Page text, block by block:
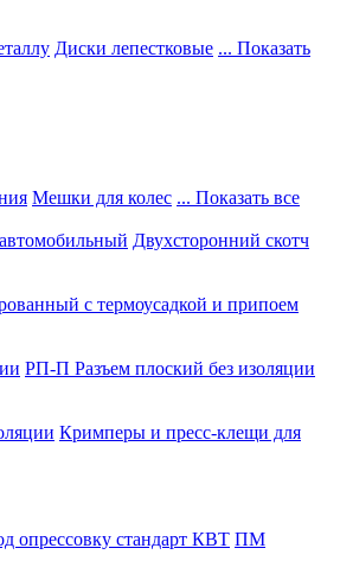
Диски лепестковые ... Показать
Мешки для колес ... Показать все
Двухсторонний скотч
с термоусадкой и припоем
РП-П Разъем плоский без изоляции
Кримперы и пресс-клещи для
опрессовку стандарт КВТ ПМ